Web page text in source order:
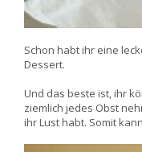
Schon habt ihr eine
Dessert.
Und das beste ist, ihr
ziemlich jedes Obst
ihr Lust habt. Somit